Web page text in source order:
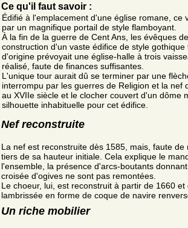
Ce qu'il faut savoir :
Édifié à l'emplacement d'une église romane, ce
par un magnifique portail de style flamboyant.
À la fin de la guerre de Cent Ans, les évêques
construction d'un vaste édifice de style
d'origine prévoyait une église-halle à trois
réalisé, faute de finances suffisantes.
L'unique tour aurait dû se terminer par une
interrompu par les guerres de Religion et la nef
au XVIIe siècle et le clocher couvert d'un dôme
silhouette inhabituelle pour cet édifice.
Nef reconstruite
La nef est reconstruite dès 1585, mais, faute
tiers de sa hauteur initiale. Cela explique le
l'ensemble, la présence d'arcs-boutants
croisée d'ogives ne sont pas remontées.
Le choeur, lui, est reconstruit à partir de 1660
lambrissée en forme de coque de navire
Un riche mobilier